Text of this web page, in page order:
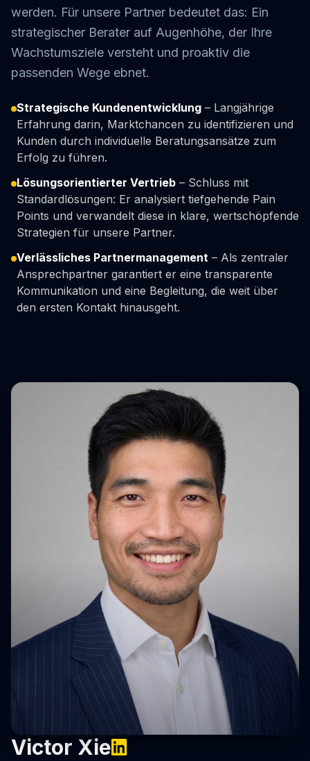
werden. Für unsere Partner bedeutet das: Ein
strategischer Berater auf Augenhöhe, der Ihre
Wachstumsziele versteht und proaktiv die
passenden Wege ebnet.
Strategische Kundenentwicklung – Langjährige
Erfahrung darin, Marktchancen zu identifizieren und
Kunden durch individuelle Beratungsansätze zum
Erfolg zu führen.
Lösungsorientierter Vertrieb – Schluss mit
Standardlösungen: Er analysiert tiefgehende Pain
Points und verwandelt diese in klare, wertschöpfende
Strategien für unsere Partner.
Verlässliches Partnermanagement – Als zentraler
Ansprechpartner garantiert er eine transparente
Kommunikation und eine Begleitung, die weit über
den ersten Kontakt hinausgeht.
Victor Xie